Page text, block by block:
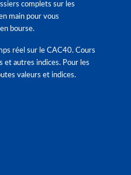
complets sur les
main pour vous
bourse.
réel sur le CAC40. Cours
et autres indices. Pour les
valeurs et indices.